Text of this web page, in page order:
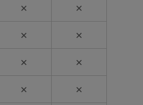
✕ ✕
✕ ✕
✕ ✕
✕ ✕